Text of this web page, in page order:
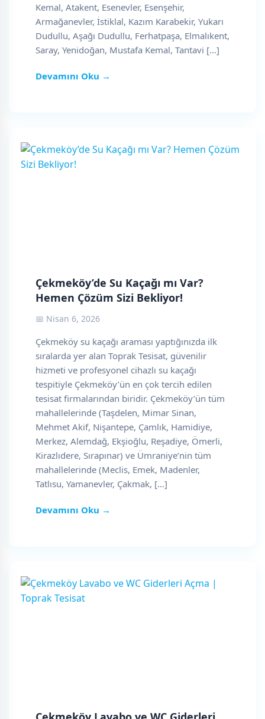
Kemal, Atakent, Esenevler, Esenşehir,
Armağanevler, İstiklal, Kazım Karabekir, Yukarı
Dudullu, Aşağı Dudullu, Ferhatpaşa, Elmalıkent,
Saray, Yenidoğan, Mustafa Kemal, Tantavi […]
Devamını Oku →
Çekmeköy’de Su Kaçağı mı Var?
Hemen Çözüm Sizi Bekliyor!
📅 Nisan 6, 2026
Çekmeköy su kaçağı araması yaptığınızda ilk
sıralarda yer alan Toprak Tesisat, güvenilir
hizmeti ve profesyonel cihazlı su kaçağı
tespitiyle Çekmeköy’ün en çok tercih edilen
tesisat firmalarından biridir. Çekmeköy’ün tüm
mahallelerinde (Taşdelen, Mimar Sinan,
Mehmet Akif, Nişantepe, Çamlık, Hamidiye,
Merkez, Alemdağ, Ekşioğlu, Reşadiye, Ömerli,
Kirazlıdere, Sırapınar) ve Ümraniye’nin tüm
mahallelerinde (Meclis, Emek, Madenler,
Tatlısu, Yamanevler, Çakmak, […]
Devamını Oku →